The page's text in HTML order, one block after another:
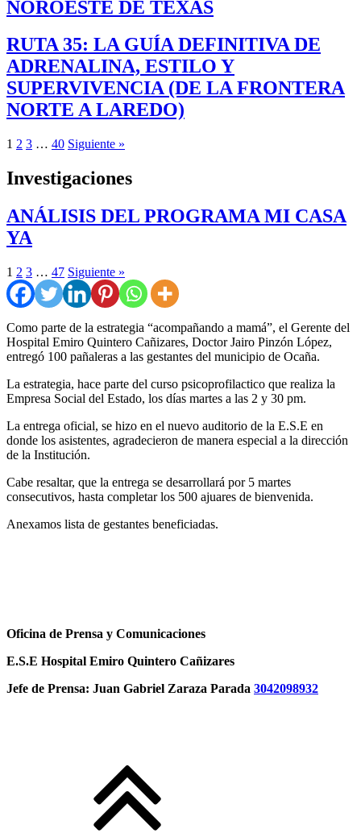
NOROESTE DE TEXAS
RUTA 35: LA GUÍA DEFINITIVA DE
ADRENALINA, ESTILO Y
SUPERVIVENCIA (DE LA FRONTERA
NORTE A LAREDO)
1 2 3 … 40 Siguiente »
Investigaciones
ANÁLISIS DEL PROGRAMA MI CASA
YA
1 2 3 … 47 Siguiente »
Como parte de la estrategia “acompañando a mamá”, el Gerente del
Hospital Emiro Quintero Cañizares, Doctor Jairo Pinzón López,
entregó 100 pañaleras a las gestantes del municipio de Ocaña.
La estrategia, hace parte del curso psicoprofilactico que realiza la
Empresa Social del Estado, los días martes a las 2 y 30 pm.
La entrega oficial, se hizo en el nuevo auditorio de la E.S.E en
donde los asistentes, agradecieron de manera especial a la dirección
de la Institución.
Cabe resaltar, que la entrega se desarrollará por 5 martes
consecutivos, hasta completar los 500 ajuares de bienvenida.
Anexamos lista de gestantes beneficiadas.
Oficina de Prensa y Comunicaciones
E.S.E Hospital Emiro Quintero Cañizares
Jefe de Prensa: Juan Gabriel Zaraza Parada 3042098932